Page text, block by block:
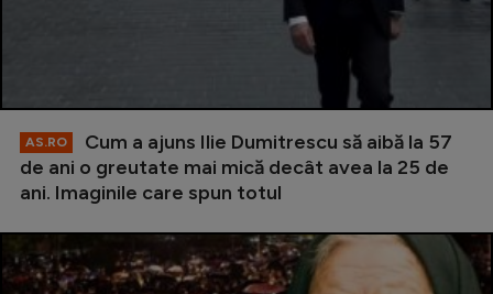
AS.RO
Cum a ajuns Ilie Dumitrescu să aibă la 57
de ani o greutate mai mică decât avea la 25 de
ani. Imaginile care spun totul